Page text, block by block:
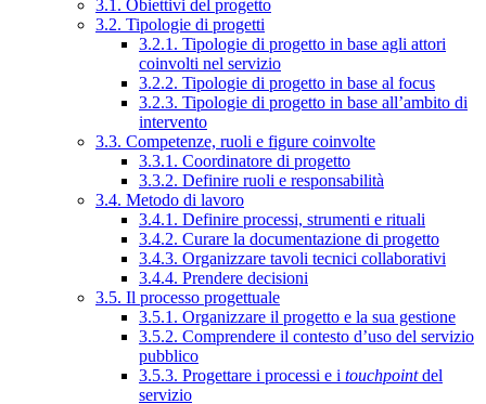
3.1. Obiettivi del progetto
3.2. Tipologie di progetti
3.2.1. Tipologie di progetto in base agli attori
coinvolti nel servizio
3.2.2. Tipologie di progetto in base al focus
3.2.3. Tipologie di progetto in base all’ambito di
intervento
3.3. Competenze, ruoli e figure coinvolte
3.3.1. Coordinatore di progetto
3.3.2. Definire ruoli e responsabilità
3.4. Metodo di lavoro
3.4.1. Definire processi, strumenti e rituali
3.4.2. Curare la documentazione di progetto
3.4.3. Organizzare tavoli tecnici collaborativi
3.4.4. Prendere decisioni
3.5. Il processo progettuale
3.5.1. Organizzare il progetto e la sua gestione
3.5.2. Comprendere il contesto d’uso del servizio
pubblico
3.5.3. Progettare i processi e i touchpointdel
servizio